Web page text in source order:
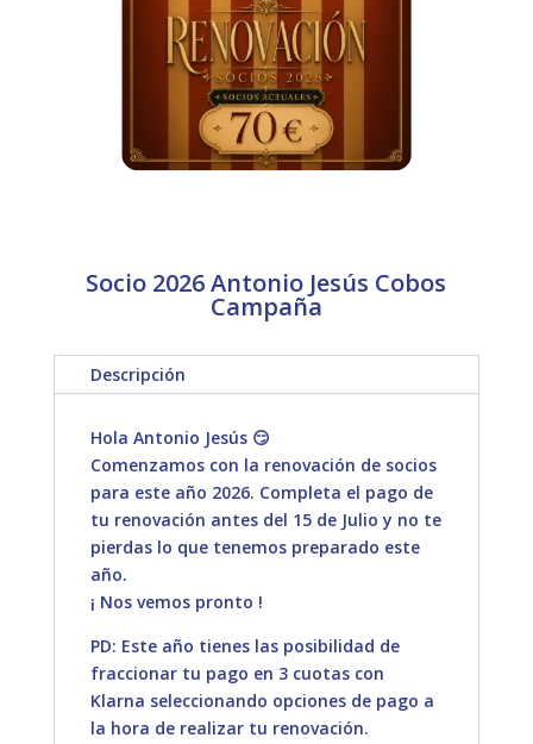
Socio 2026 Antonio Jesús Cobos
Campaña
Descripción
Hola Antonio Jesús 😏
Comenzamos con la renovación de socios
para este año 2026. Completa el pago de
tu renovación antes del 15 de Julio y no te
pierdas lo que tenemos preparado este
año.
¡ Nos vemos pronto !
PD: Este año tienes las posibilidad de
fraccionar tu pago en 3 cuotas con
Klarna seleccionando opciones de pago a
la hora de realizar tu renovación.